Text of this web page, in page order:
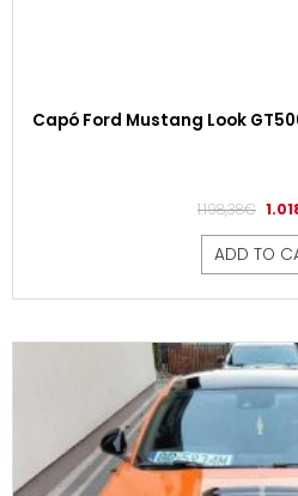
Capó Ford Mustang Look
1.198,38€
ADD TO